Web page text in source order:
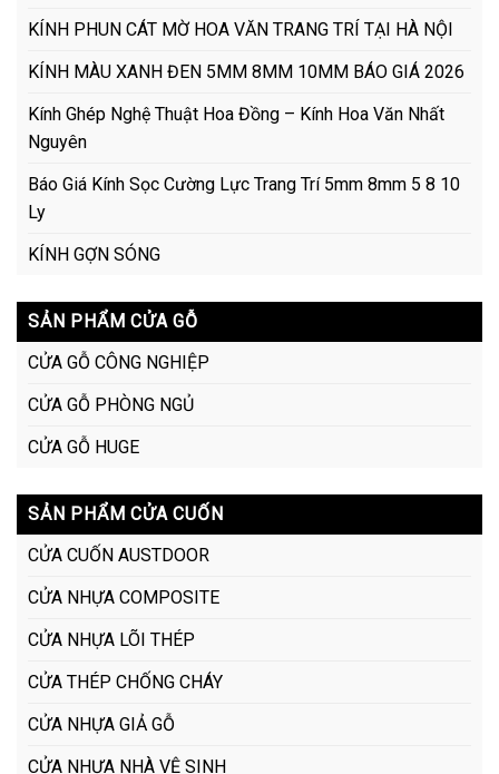
KÍNH PHUN CÁT MỜ HOA VĂN TRANG TRÍ TẠI HÀ NỘI
KÍNH MÀU XANH ĐEN 5MM 8MM 10MM BÁO GIÁ 2026
Kính Ghép Nghệ Thuật Hoa Đồng – Kính Hoa Văn Nhất
Nguyên
Báo Giá Kính Sọc Cường Lực Trang Trí 5mm 8mm 5 8 10
Ly
KÍNH GỢN SÓNG
SẢN PHẨM CỬA GỖ
CỬA GỖ CÔNG NGHIỆP
CỬA GỖ PHÒNG NGỦ
CỬA GỖ HUGE
SẢN PHẨM CỬA CUỐN
CỬA CUỐN AUSTDOOR
CỬA NHỰA COMPOSITE
CỬA NHỰA LÕI THÉP
CỬA THÉP CHỐNG CHÁY
CỬA NHỰA GIẢ GỖ
CỬA NHỰA NHÀ VỆ SINH